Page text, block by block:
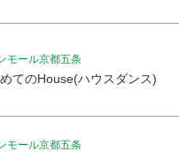
モール京都五条
てのHouse(ハウスダンス)
モール京都五条